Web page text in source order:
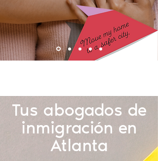
Tus abogados de
inmigración en
Atlanta